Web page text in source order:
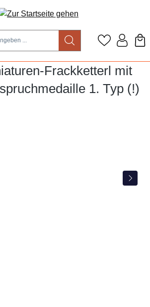
Frackketterl mit
1. Typ (!)